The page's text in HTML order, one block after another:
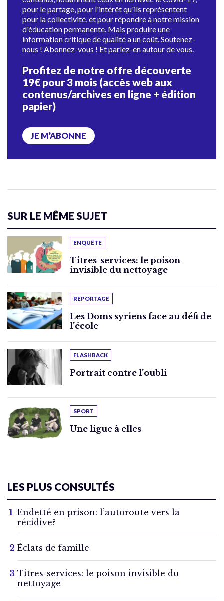
pour le partage, pour l'intérêt qu'ils représentent
pour la collectivité, et pour répondre à notre mission
d'éducation permanente. Mais produire une
information critique de qualité a un coût. Soutenez-
nous ! Abonnez-vous ! Et parlez-en autour de vous.
Profitez de notre offre découverte
19€ pour 3 mois (accès web aux
contenus/archives en ligne + édition
papier)
JE M’ABONNE
SUR LE MÊME SUJET
ENQUÊTE
Titres-services: le poison
invisible du nettoyage
REPORTAGE
Les Doms syriens face au défi de
l’école
FLASHBACK
Portrait contre l’oubli
SPORT
Une ligue à elles
LES PLUS CONSULTÉS
Endetté en prison: l’autoroute vers la
récidive?
Éclats de famille
Titres-services: le poison invisible du
nettoyage